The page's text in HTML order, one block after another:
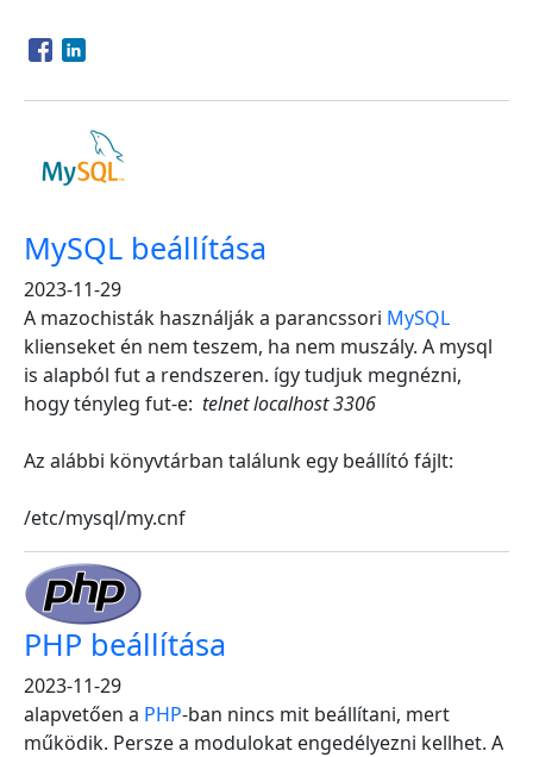
Opens in a new window
Opens in a new window
MySQL beállítása
2023-11-29
A mazochisták használják a parancssori MySQL
klienseket én nem teszem, ha nem muszály. A mysql
is alapból fut a rendszeren. így tudjuk megnézni,
hogy tényleg fut-e: telnet localhost 3306
Az alábbi könyvtárban találunk egy beállító fájlt:
/etc/mysql/my.cnf
PHP beállítása
2023-11-29
alapvetően a PHP-ban nincs mit beállítani, mert
működik. Persze a modulokat engedélyezni kellhet. A